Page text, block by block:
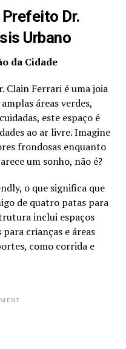
Dr.
Urbano
da Cidade
Clain Ferrari é uma joia
áreas verdes,
este espaço é
ao ar livre. Imagine
frondosas enquanto
um sonho, não é?
o que significa que
de quatro patas para
inclui espaços
crianças e áreas
como corrida e